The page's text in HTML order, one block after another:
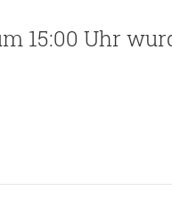
15:00 Uhr